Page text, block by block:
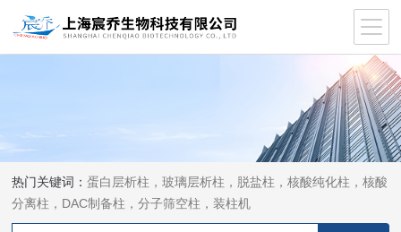
热门关键词：蛋白层析柱，玻璃层析柱，脱盐柱，核酸纯化柱，核酸
分离柱，DAC制备柱，分子筛空柱，装柱机